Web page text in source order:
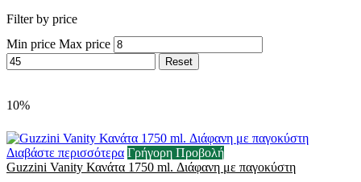
Filter by price
Min price Max price
Reset
10%
Διαβάστε περισσότερα Γρήγορη Προβολή
Guzzini Vanity Κανάτα 1750 ml. Διάφανη με παγοκύστη